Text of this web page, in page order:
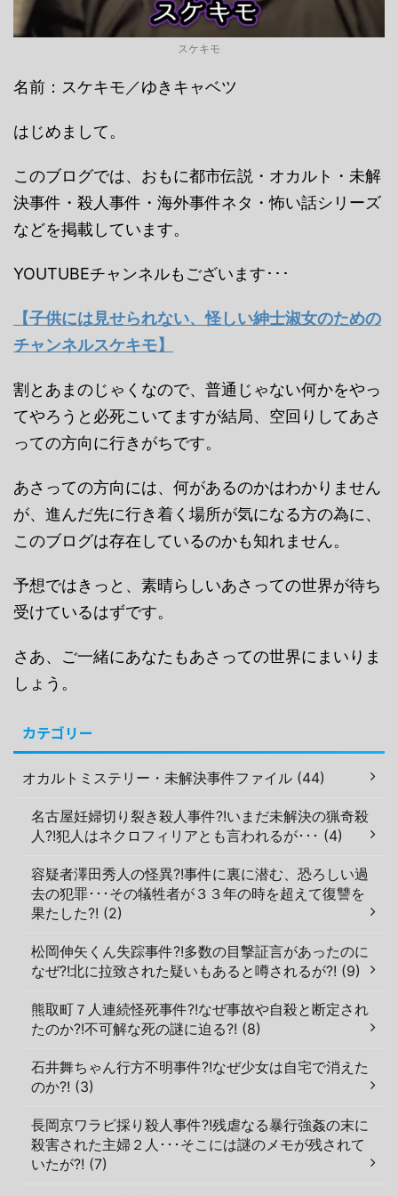
スケキモ
名前：スケキモ／ゆきキャベツ
はじめまして。
このブログでは、おもに都市伝説・オカルト・未解
決事件・殺人事件・海外事件ネタ・怖い話シリーズ
などを掲載しています。
YOUTUBEチャンネルもございます･･･
【子供には見せられない、怪しい紳士淑女のための
チャンネルスケキモ】
割とあまのじゃくなので、普通じゃない何かをやっ
てやろうと必死こいてますが結局、空回りしてあさ
っての方向に行きがちです。
あさっての方向には、何があるのかはわかりません
が、進んだ先に行き着く場所が気になる方の為に、
このブログは存在しているのかも知れません。
予想ではきっと、素晴らしいあさっての世界が待ち
受けているはずです。
さあ、ご一緒にあなたもあさっての世界にまいりま
しょう。
カテゴリー
オカルトミステリー・未解決事件ファイル (44)
名古屋妊婦切り裂き殺人事件?!いまだ未解決の猟奇殺
人?!犯人はネクロフィリアとも言われるが･･･ (4)
容疑者澤田秀人の怪異?!事件に裏に潜む、恐ろしい過
去の犯罪･･･その犠牲者が３３年の時を超えて復讐を
果たした?! (2)
松岡伸矢くん失踪事件?!多数の目撃証言があったのに
なぜ?!北に拉致された疑いもあると噂されるが?! (9)
熊取町７人連続怪死事件?!なぜ事故や自殺と断定され
たのか?!不可解な死の謎に迫る?! (8)
石井舞ちゃん行方不明事件?!なぜ少女は自宅で消えた
のか?! (3)
長岡京ワラビ採り殺人事件?!残虐なる暴行強姦の末に
殺害された主婦２人･･･そこには謎のメモが残されて
いたが?! (7)